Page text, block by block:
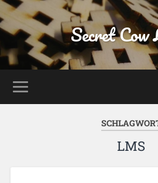
Secret Cow
LMS